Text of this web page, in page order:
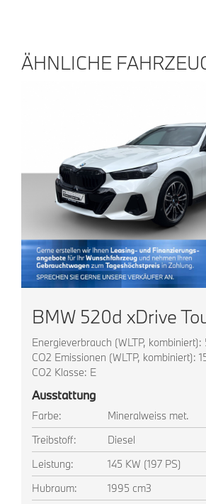
ÄHNLICHE
Energieverbrauch (WLTP,
CO2 Emissionen (WLTP, kombiniert):
CO2 Klasse: E
Ausstattung
Farbe:
Mineralweiss met.
Treibstoff:
Diesel
Leistung:
145 KW (197 PS)
Hubraum:
1995 cm3